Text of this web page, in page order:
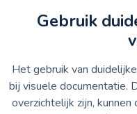
Gebruik
Het gebruik van
bij visuele documentatie.
overzichtelijk zijn,